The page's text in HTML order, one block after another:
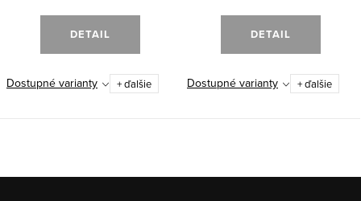
DETAIL
Dostupné varianty + ďalšie
DETAIL
Dostupné varianty + ďalšie